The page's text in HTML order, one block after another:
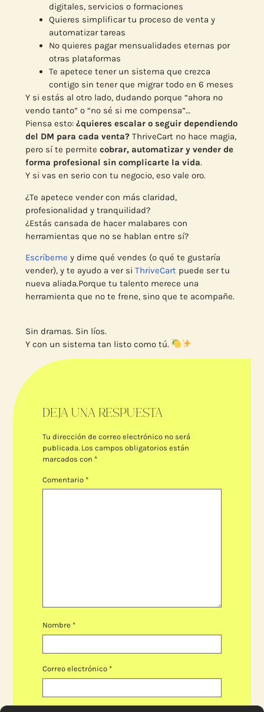
digitales, servicios o formaciones
Quieres simplificar tu proceso de venta y
automatizar tareas
No quieres pagar mensualidades eternas por
otras plataformas
Te apetece tener un sistema que crezca
contigo sin tener que migrar todo en 6 meses
Y si estás al otro lado, dudando porque “ahora no
vendo tanto” o “no sé si me compensa”…
Piensa esto: ¿quieres escalar o seguir dependiendo
del DM para cada venta?ThriveCart no hace magia,
pero sí te permite cobrar, automatizar y vender de
forma profesional sin complicarte la vida.
Y si vas en serio con tu negocio, eso vale oro.
¿Te apetece vender con más claridad,
profesionalidad y tranquilidad?
¿Estás cansada de hacer malabares con
herramientas que no se hablan entre sí?
Escríbeme y dime qué vendes (o qué te gustaría
vender), y te ayudo a ver si ThriveCartpuede ser tu
nueva aliada.Porque tu talento merece una
herramienta que no te frene, sino que te acompañe.
Sin dramas. Sin líos.
Y con un sistema tan listo como tú.
DEJA UNA RESPUESTA
Tu dirección de correo electrónico no será
publicada. Los campos obligatorios están
marcados con *
Comentario *
Nombre *
Correo electrónico *